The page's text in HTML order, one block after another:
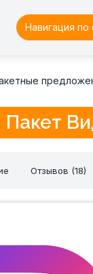
Навигация по
Пакет
Отзывов (18)